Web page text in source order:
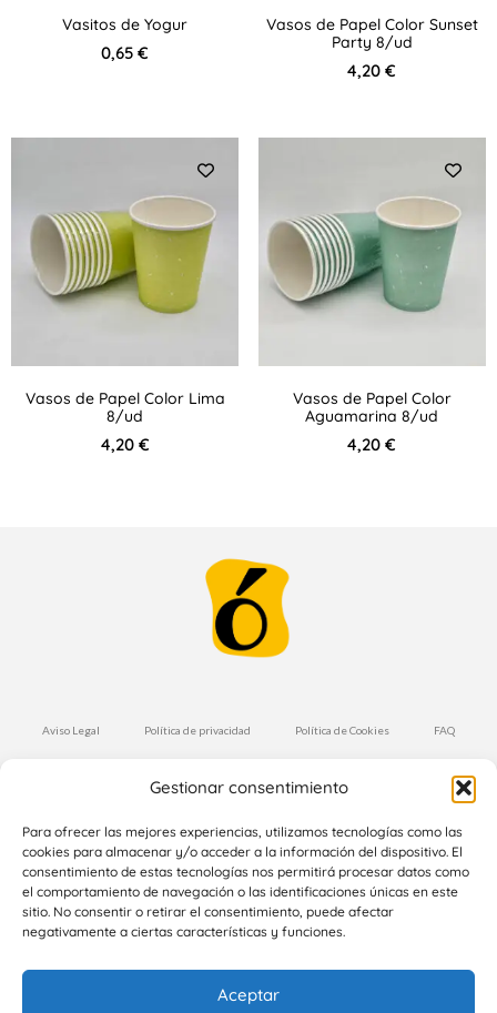
Gestionar consentimiento
Para ofrecer las mejores experiencias, utilizamos tecnologías como las
cookies para almacenar y/o acceder a la información del dispositivo. El
consentimiento de estas tecnologías nos permitirá procesar datos como
el comportamiento de navegación o las identificaciones únicas en este
sitio. No consentir o retirar el consentimiento, puede afectar
negativamente a ciertas características y funciones.
Aceptar
Vasitos de Yogur
0,65€
Vasos de Papel Color Sunset
Party 8/ud
4,20€
Vasos de Papel Color Lima
8/ud
4,20 €
Vasos de Papel Color
Aguamarina 8/ud
4,20€
Aviso Legal Política de privacidad Política de Cookies FAQ
Condiciones de Compra Envíos y Devoluciones
Suscríbete a nuestra Newsletter
Suscríbete